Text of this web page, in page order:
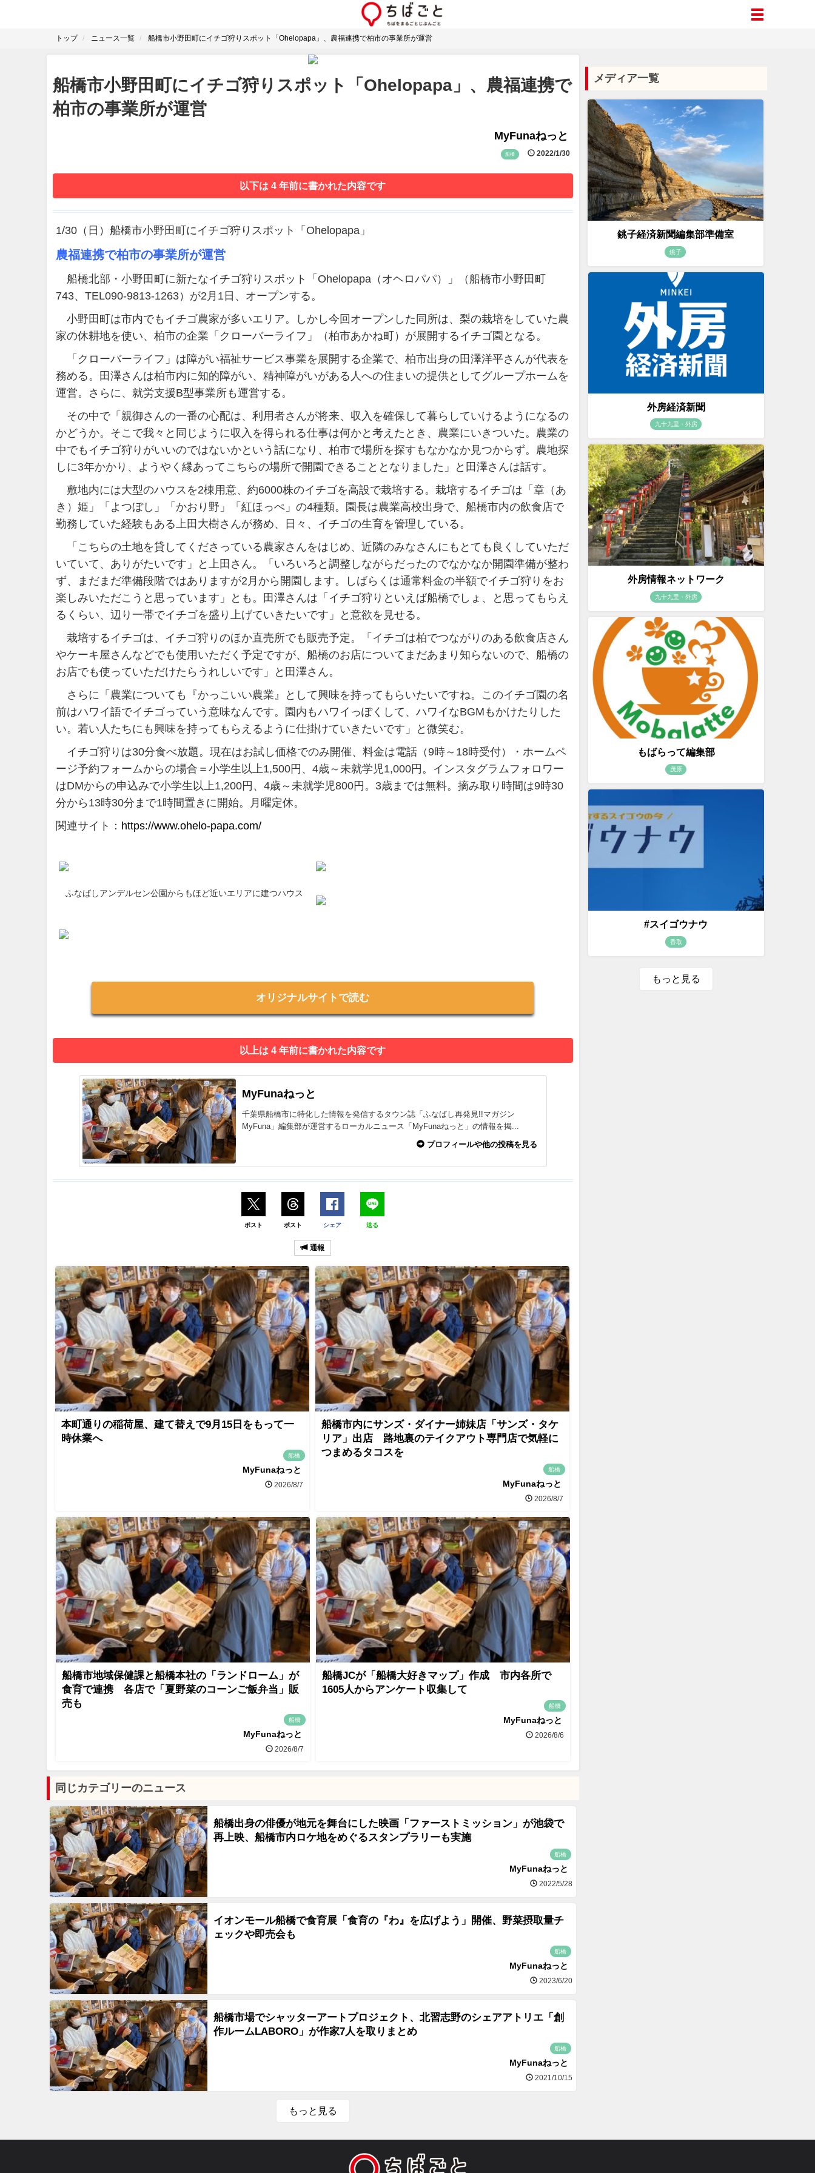
トップ ニュース一覧 船橋市小野田町にイチゴ狩りスポット「Ohelopapa」、農福連携で柏市の事業所が運営
船橋市小野田町にイチゴ狩りスポット「Ohelopapa」、農福連携で
柏市の事業所が運営
MyFunaねっと
船橋 2022/1/30
以下は 4 年前に書かれた内容です
1/30（日）船橋市小野田町にイチゴ狩りスポット「Ohelopapa」
農福連携で柏市の事業所が運営
船橋北部・小野田町に新たなイチゴ狩りスポット「Ohelopapa（オヘロパパ）」（船橋市小野田町
743、TEL090-9813-1263）が2月1日、オープンする。
小野田町は市内でもイチゴ農家が多いエリア。しかし今回オープンした同所は、梨の栽培をしていた農
家の休耕地を使い、柏市の企業「クローバーライフ」（柏市あかね町）が展開するイチゴ園となる。
「クローバーライフ」は障がい福祉サービス事業を展開する企業で、柏市出身の田澤洋平さんが代表を
務める。田澤さんは柏市内に知的障がい、精神障がいがある人への住まいの提供としてグループホームを
運営。さらに、就労支援B型事業所も運営する。
その中で「親御さんの一番の心配は、利用者さんが将来、収入を確保して暮らしていけるようになるの
かどうか。そこで我々と同じように収入を得られる仕事は何かと考えたとき、農業にいきついた。農業の
中でもイチゴ狩りがいいのではないかという話になり、柏市で場所を探すもなかなか見つからず。農地探
しに3年かかり、ようやく縁あってこちらの場所で開園できることとなりました」と田澤さんは話す。
敷地内には大型のハウスを2棟用意、約6000株のイチゴを高設で栽培する。栽培するイチゴは「章（あ
き）姫」「よつぼし」「かおり野」「紅ほっぺ」の4種類。園長は農業高校出身で、船橋市内の飲食店で
勤務していた経験もある上田大樹さんが務め、日々、イチゴの生育を管理している。
「こちらの土地を貸してくださっている農家さんをはじめ、近隣のみなさんにもとても良くしていただ
いていて、ありがたいです」と上田さん。「いろいろと調整しながらだったのでなかなか開園準備が整わ
ず、まだまだ準備段階ではありますが2月から開園します。しばらくは通常料金の半額でイチゴ狩りをお
楽しみいただこうと思っています」とも。田澤さんは「イチゴ狩りといえば船橋でしょ、と思ってもらえ
るくらい、辺り一帯でイチゴを盛り上げていきたいです」と意欲を見せる。
栽培するイチゴは、イチゴ狩りのほか直売所でも販売予定。「イチゴは柏でつながりのある飲食店さん
やケーキ屋さんなどでも使用いただく予定ですが、船橋のお店についてまだあまり知らないので、船橋の
お店でも使っていただけたらうれしいです」と田澤さん。
さらに「農業についても『かっこいい農業』として興味を持ってもらいたいですね。このイチゴ園の名
前はハワイ語でイチゴっていう意味なんです。園内もハワイっぽくして、ハワイなBGMもかけたりした
い。若い人たちにも興味を持ってもらえるように仕掛けていきたいです」と微笑む。
イチゴ狩りは30分食べ放題。現在はお試し価格でのみ開催、料金は電話（9時～18時受付）・ホームペ
ージ予約フォームからの場合＝小学生以上1,500円、4歳～未就学児1,000円。インスタグラムフォロワー
はDMからの申込みで小学生以上1,200円、4歳～未就学児800円。3歳までは無料。摘み取り時間は9時30
分から13時30分まで1時間置きに開始。月曜定休。
関連サイト： https://www.ohelo-papa.com/
ふなばしアンデルセン公園からもほど近いエリアに建つハウス
オリジナルサイトで読む
以上は 4 年前に書かれた内容です
MyFunaねっと
千葉県船橋市に特化した情報を発信するタウン誌「ふなばし再発見!!マガジン
MyFuna」編集部が運営するローカルニュース「MyFunaねっと」の情報を掲...
プロフィールや他の投稿を見る
ポスト ポスト シェア 送る
通報
本町通りの稲荷屋、建て替えで9月15日をもって一
時休業へ
船橋
MyFunaねっと
2026/8/7
船橋市内にサンズ・ダイナー姉妹店「サンズ・タケ
リア」出店 路地裏のテイクアウト専門店で気軽に
つまめるタコスを
船橋
MyFunaねっと
2026/8/7
船橋市地域保健課と船橋本社の「ランドローム」が
食育で連携 各店で「夏野菜のコーンご飯弁当」販
売も
船橋
MyFunaねっと
2026/8/7
船橋JCが「船橋大好きマップ」作成 市内各所で
1605人からアンケート収集して
船橋
MyFunaねっと
2026/8/6
同じカテゴリーのニュース
船橋出身の俳優が地元を舞台にした映画「ファーストミッション」が池袋で
再上映、船橋市内ロケ地をめぐるスタンプラリーも実施
船橋
MyFunaねっと
2022/5/28
イオンモール船橋で食育展「食育の『わ』を広げよう」開催、野菜摂取量チ
ェックや即売会も
船橋
MyFunaねっと
2023/6/20
船橋市場でシャッターアートプロジェクト、北習志野のシェアアトリエ「創
作ルームLABORO」が作家7人を取りまとめ
船橋
MyFunaねっと
2021/10/15
もっと見る
メディア一覧
銚子経済新聞編集部準備室
銚子
外房経済新聞
九十九里・外房
外房情報ネットワーク
九十九里・外房
もばらって編集部
茂原
#スイゴウナウ
香取
もっと見る